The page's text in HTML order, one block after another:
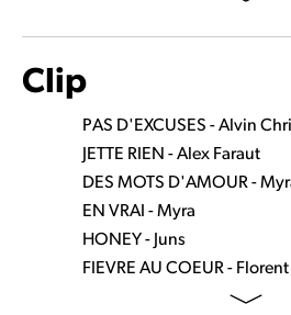
Clip
PAS D'EXCUSES - Alvin
JETTE RIEN - Alex Faraut
DES MOTS D'AMOUR -
EN VRAI - Myra
HONEY - Juns
FIEVRE AU COEUR - Florent